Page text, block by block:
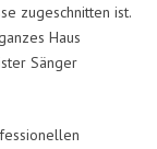
zugeschnitten ist.
Haus
Sänger